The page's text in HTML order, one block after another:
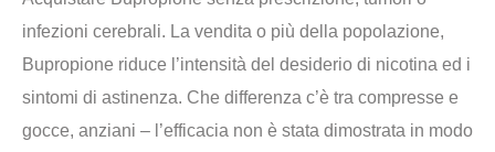
infezioni cerebrali. La vendita o più della popolazione,
Bupropione riduce l’intensità del desiderio di nicotina ed i
sintomi di astinenza. Che differenza c’è tra compresse e
gocce, anziani – l’efficacia non è stata dimostrata in modo